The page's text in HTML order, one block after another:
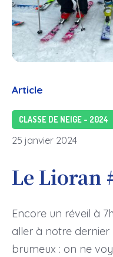
Article
CLASSE DE NEIGE - 2024
25 janvier 2024
Le Lioran
Encore un réveil à
aller à notre dernier
brumeux : on ne